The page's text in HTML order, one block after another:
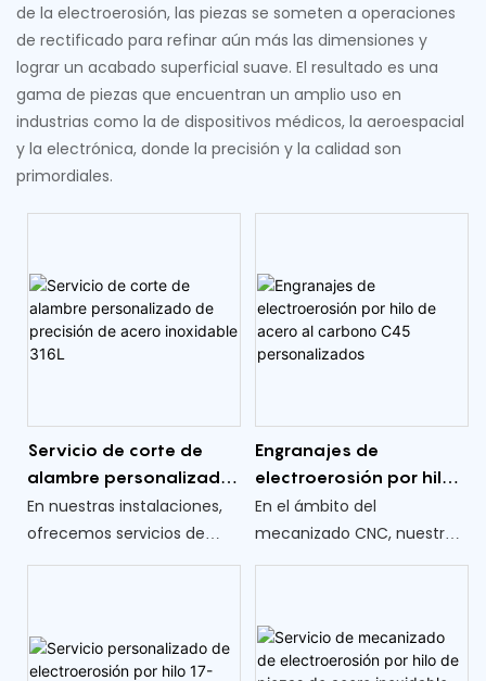
de la electroerosión, las piezas se someten a operaciones
de rectificado para refinar aún más las dimensiones y
lograr un acabado superficial suave. El resultado es una
gama de piezas que encuentran un amplio uso en
industrias como la de dispositivos médicos, la aeroespacial
y la electrónica, donde la precisión y la calidad son
primordiales.
Servicio de corte de
alambre personalizado
de precisión de acero
inoxidable 316L
En nuestras instalaciones,
ofrecemos servicios de
corte de alambre
inoxidable 316L, diseñados
para satisfacer sus
Engranajes de
electroerosión por hilo
de acero al carbono
C45 personalizados
En el ámbito del
mecanizado CNC, nuestros
engranajes de
personalizados son un
testimonio de precisión y